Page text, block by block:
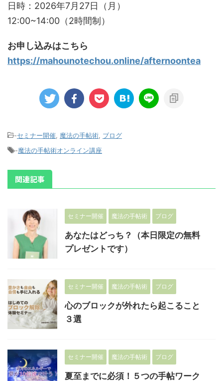
日時：2026年7月27日（月）
12:00~14:00（2時間制）
お申し込みはこちら
https://mahounotechou.online/afternoontea
-セミナー開催 魔法の手帖術 ブログ
-魔法の手帖術オンライン講座
関連記事
セミナー開催 魔法の手帖術 ブログ
あなたはどっち？（本日限定の無料
プレゼントです）
セミナー開催 魔法の手帖術 ブログ
心のブロックが外れたら起こること
３選
セミナー開催 魔法の手帖術 ブログ
夏至までに必須！５つの手帖ワーク